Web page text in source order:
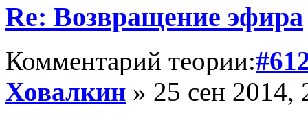
Re: Возвращение эфира
Комментарий теории:
Ховалкин » 25 сен 2014,